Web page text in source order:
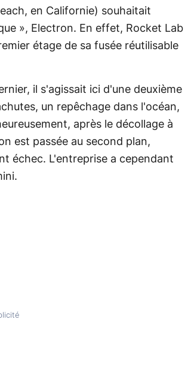
en Californie) souhaitait
», Electron. En effet, Rocket Lab
étage de sa fusée réutilisable
il s'agissait ici d'une deuxième
un repêchage dans l'océan,
après le décollage à
est passée au second plan,
échec. L'entreprise a cependant